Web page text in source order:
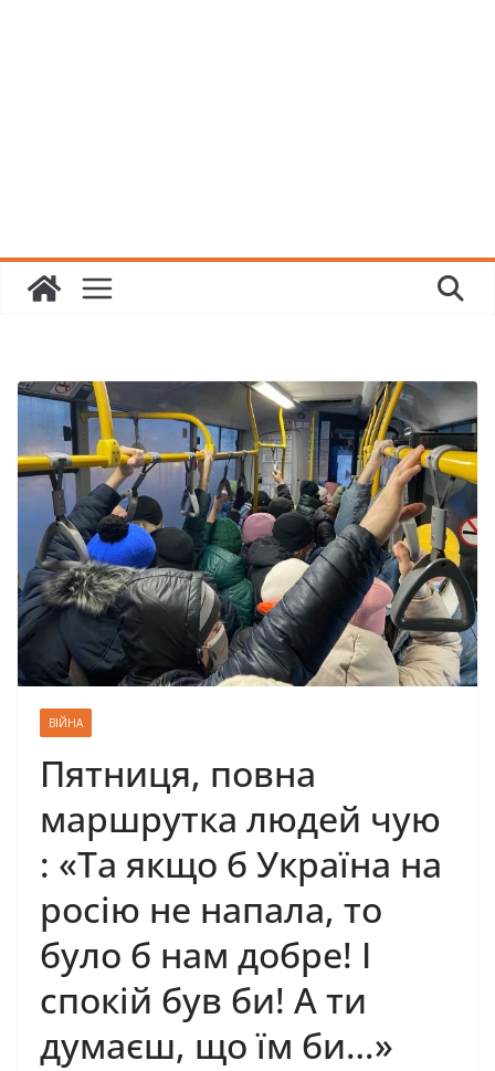
ВІЙНА
Пятниця, повна
маршрутка людей чую
: «Та якщо б Україна на
росію не напала, то
було б нам добре! І
спокій був би! А ти
думаєш, що їм би…»